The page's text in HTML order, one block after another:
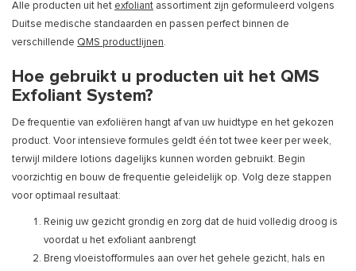
Alle producten uit het exfoliant assortiment zijn geformuleerd volgens
Duitse medische standaarden en passen perfect binnen de
verschillende QMS productlijnen.
Hoe gebruikt u producten uit het QMS
Exfoliant System?
De frequentie van exfoliëren hangt af van uw huidtype en het gekozen
product. Voor intensieve formules geldt één tot twee keer per week,
terwijl mildere lotions dagelijks kunnen worden gebruikt. Begin
voorzichtig en bouw de frequentie geleidelijk op. Volg deze stappen
voor optimaal resultaat:
Reinig uw gezicht grondig en zorg dat de huid volledig droog is
voordat u het exfoliant aanbrengt
Breng vloeistofformules aan over het gehele gezicht, hals en